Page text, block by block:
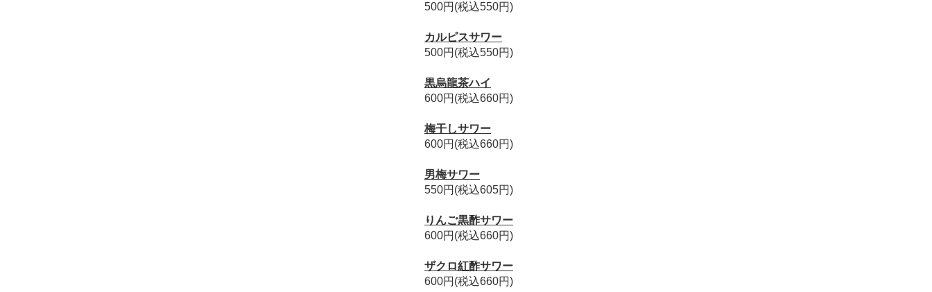
500円(税込550円)
カルピスサワー
500円(税込550円)
黒烏龍茶ハイ
600円(税込660円)
梅干しサワー
600円(税込660円)
男梅サワー
550円(税込605円)
りんご黒酢サワー
600円(税込660円)
ザクロ紅酢サワー
600円(税込660円)